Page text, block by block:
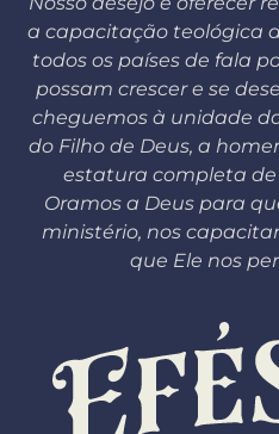
a capacitação teológica
todos os países de fala
possam crescer e se
cheguemos à unidade
do Filho de Deus, a
estatura completa de
Oramos a Deus para
ministério, nos
que Ele nos